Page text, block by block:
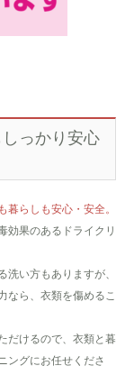
っかり安心
らしも安心・安全。
効果のあるドライクリ
い方もありますが、
なら、衣類を傷めるこ
だけるので、衣類と暮
ングにお任せくださ